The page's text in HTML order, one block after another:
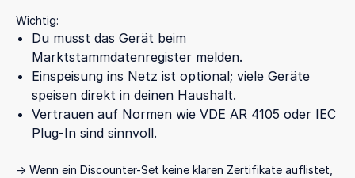
Wichtig:
Du musst das Gerät beim
Marktstammdatenregister melden.
Einspeisung ins Netz ist optional; viele Geräte
speisen direkt in deinen Haushalt.
Vertrauen auf Normen wie VDE AR 4105 oder IEC
Plug-In sind sinnvoll.
→ Wenn ein Discounter-Set keine klaren Zertifikate auflistet,